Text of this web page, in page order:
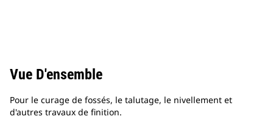
Vue D'ensemble
Pour le curage de fossés, le talutage, le nivellement et
d'autres travaux de finition.